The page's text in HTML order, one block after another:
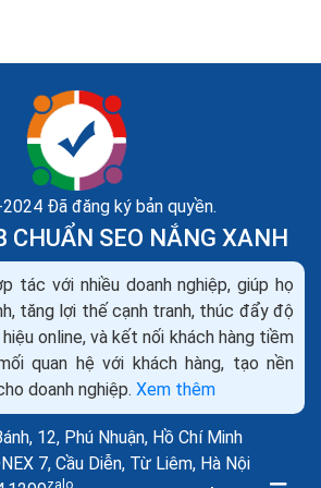
máy đếm tiền seo quảng cáo
100%
về thiết kế web bán máy đếm
chuyên nghiệp, để mang lại hiệu
nhất trong thời buổi kinh doanh...
Đã đăng ký bản quyền.
CHUẨN SEO NẮNG XANH
tác với nhiều doanh nghiệp, giúp họ
tăng lợi thế cạnh tranh, thúc đẩy độ
online, và kết nối khách hàng tiềm
quan hệ với khách hàng, tạo nền
doanh nghiệp. Xem thêm
12, Phú Nhuận, Hồ Chí Minh
7, Cầu Diễn, Từ Liêm, Hà Nội
zalo